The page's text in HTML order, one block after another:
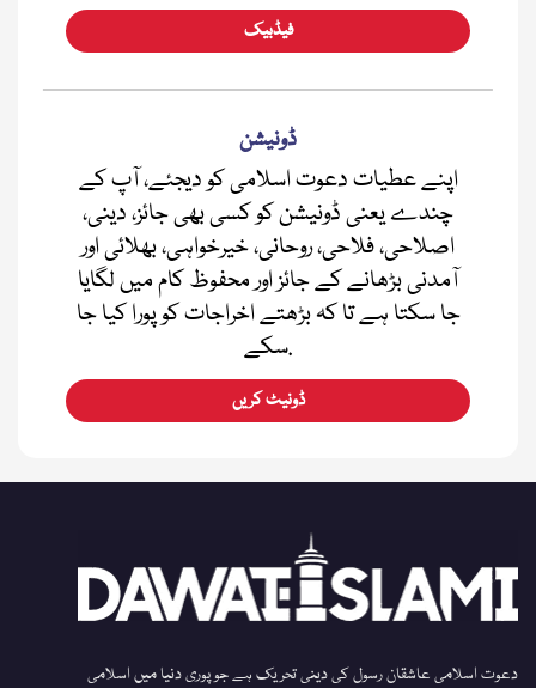
فیڈبیک
ڈونیشن
اپنے عطیات دعوت اسلامی کو دیجئے، آپ کے
چندے یعنی ڈونیشن کو کسی بھی جائز، دینی،
اصلاحی، فلاحی، روحانی، خیرخواہی، بھلائی اور
آمدنی بڑھانے کے جائز اور محفوظ کام میں لگایا
جا سکتا ہے تا کہ بڑھتے اخراجات کو پورا کیا جا
سکے.
ڈونیٹ کریں
دعوت اسلامی عاشقان رسول کی دینی تحریک ہے جو پوری دنیا میں اسلامی